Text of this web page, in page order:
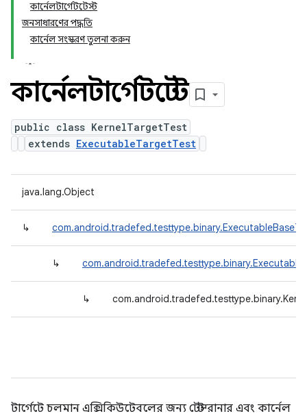
কার্নেলটার্গেটটেস্ট
জনসাধারণের পদ্ধতি
কার্নেল সংস্করণ তুলনা করুন
কার্নেলটার্গেটটেস্ট
public class KernelTargetTest
extends ExecutableTargetTest
java.lang.Object
↳
↳
↳
টার্গেটে চলমান এক্সিকিউটেবলের জন্য টেস্ট রানার এবং কার্নেল